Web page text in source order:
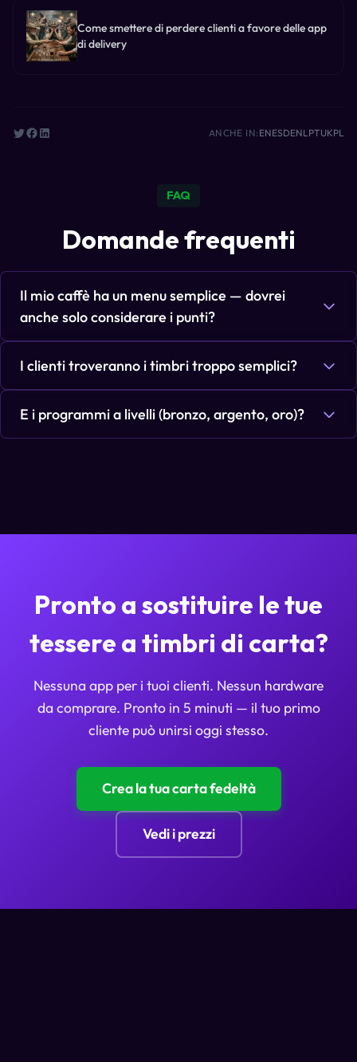
Come smettere di perdere clienti a favore delle app
di delivery
ANCHE IN: ENESDENLPTUKPL
FAQ
Domande frequenti
Il mio caffè ha un menu semplice — dovrei
anche solo considerare i punti?
I clienti troveranno i timbri troppo semplici?
E i programmi a livelli (bronzo, argento, oro)?
Pronto a sostituire le tue
tessere a timbri di carta?
Nessuna app per i tuoi clienti. Nessun hardware
da comprare. Pronto in 5 minuti — il tuo primo
cliente può unirsi oggi stesso.
Crea la tua carta fedeltà
Vedi i prezzi